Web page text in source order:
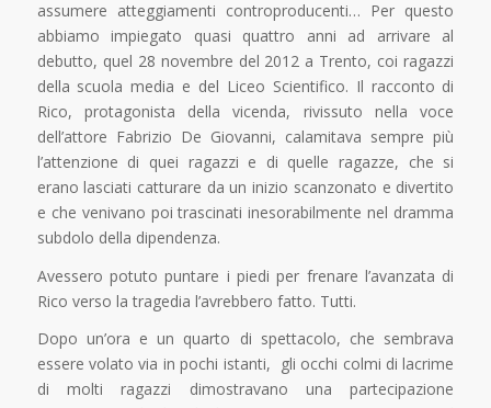
assumere atteggiamenti controproducenti… Per questo
abbiamo impiegato quasi quattro anni ad arrivare al
debutto, quel 28 novembre del 2012 a Trento, coi ragazzi
della scuola media e del Liceo Scientifico. Il racconto di
Rico, protagonista della vicenda, rivissuto nella voce
dell’attore Fabrizio De Giovanni, calamitava sempre più
l’attenzione di quei ragazzi e di quelle ragazze, che si
erano lasciati catturare da un inizio scanzonato e divertito
e che venivano poi trascinati inesorabilmente nel dramma
subdolo della dipendenza.
Avessero potuto puntare i piedi per frenare l’avanzata di
Rico verso la tragedia l’avrebbero fatto. Tutti.
Dopo un’ora e un quarto di spettacolo, che sembrava
essere volato via in pochi istanti, gli occhi colmi di lacrime
di molti ragazzi dimostravano una partecipazione